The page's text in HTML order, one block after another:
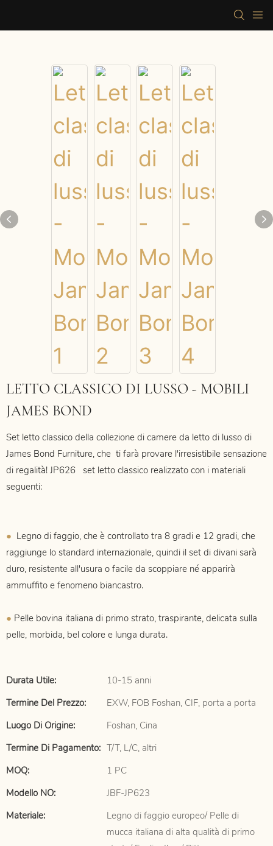
LETTO CLASSICO DI LUSSO - MOBILI
JAMES BOND
Set letto classico della collezione di camere da letto di lusso di
James Bond Furniture, che ti farà provare l'irresistibile sensazione
di regalità! JP626 set letto classico realizzato con i materiali
seguenti:
● Legno di faggio, che è controllato tra 8 gradi e 12 gradi, che
raggiunge lo standard internazionale, quindi il set di divani sarà
duro, resistente all'usura o facile da scoppiare né apparirà
ammuffito e fenomeno biancastro.
● Pelle bovina italiana di primo strato, traspirante, delicata sulla
pelle, morbida, bel colore e lunga durata.
Durata Utile:
10-15 anni
Termine Del Prezzo:
EXW, FOB Foshan, CIF, porta a porta
Luogo Di Origine:
Foshan, Cina
Termine Di Pagamento: T/T, L/C, altri
MOQ:
1 PC
Modello NO:
JBF-JP623
Materiale:
Legno di faggio europeo/ Pelle di
mucca italiana di alta qualità di primo